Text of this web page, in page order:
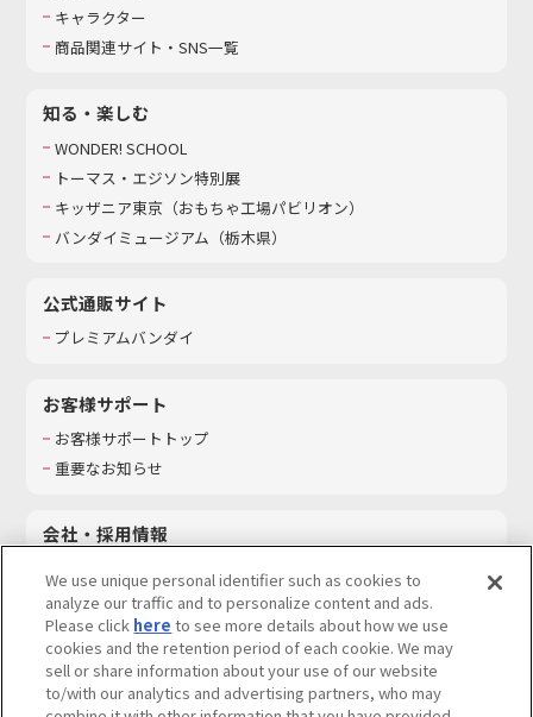
キャラクター
商品関連サイト・SNS一覧
知る・楽しむ
WONDER! SCHOOL
トーマス・エジソン特別展
キッザニア東京（おもちゃ工場パビリオン）​
バンダイミュージアム（栃木県）
公式通販サイト
プレミアムバンダイ
お客様サポート
お客様サポートトップ
重要なお知らせ
会社・採用情報
採用情報
サステナビリティ
お問い合わせ
We use unique personal identifier such as cookies to
analyze our traffic and to personalize content and ads.
Please click here to see more details about how we use
cookies and the retention period of each cookie. We may
sell or share information about your use of our website
to/with our analytics and advertising partners, who may